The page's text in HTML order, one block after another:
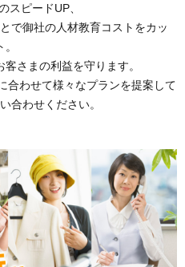
スピードUP、
で御社の人材教育コストをカッ
。
さまの利益を守ります。
合わせて様々なプランを提案して
合わせください。